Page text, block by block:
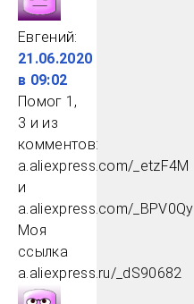
Евгений:
21.06.2020
в 09:02
Помог 1,
3 и из
комментов:
a.aliexpress.com/_etzF4M
и
a.aliexpress.com/_BPV0Qy
Моя
ссылка
a.aliexpress.ru/_dS90682